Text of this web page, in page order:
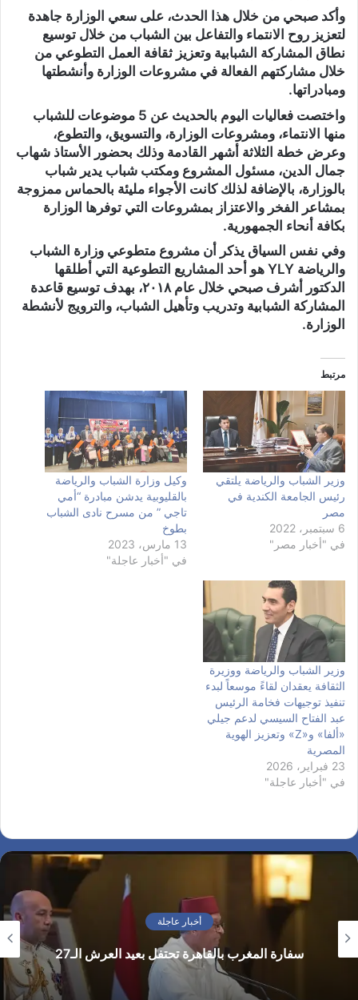
وأكد صبحي من خلال هذا الحدث، على سعي الوزارة جاهدة
لتعزيز روح الانتماء والتفاعل بين الشباب من خلال توسيع
نطاق المشاركة الشبابية وتعزيز ثقافة العمل التطوعي من
خلال مشاركتهم الفعالة في مشروعات الوزارة وأنشطتها
ومبادراتها.
واختصت فعاليات اليوم بالحديث عن 5 موضوعات للشباب
منها الانتماء، ومشروعات الوزارة، والتسويق، والتطوع،
وعرض خطة الثلاثة أشهر القادمة وذلك بحضور الأستاذ شهاب
جمال الدين، مسئول المشروع ومكتب شباب يدير شباب
بالوزارة، بالإضافة لذلك كانت الأجواء مليئة بالحماس ممزوجة
بمشاعر الفخر والاعتزاز بمشروعات التي توفرها الوزارة
بكافة أنحاء الجمهورية.
وفي نفس السياق يذكر أن مشروع متطوعي وزارة الشباب
والرياضة YLY هو أحد المشاريع التطوعية التي أطلقها
الدكتور أشرف صبحي خلال عام ٢٠١٨، بهدف توسيع قاعدة
المشاركة الشبابية وتدريب وتأهيل الشباب، والترويج لأنشطة
الوزارة.
مرتبط
وزير الشباب والرياضة يلتقي
رئيس الجامعة الكندية في
مصر
6 سبتمبر، 2022
في "أخبار مصر"
وكيل وزارة الشباب والرياضة
بالقليوبية يدشن مبادرة “أمي
تاجي ” من مسرح نادى الشباب
بطوخ
13 مارس، 2023
في "أخبار عاجلة"
وزير الشباب والرياضة ووزيرة
الثقافة يعقدان لقاءً موسعاً لبدء
تنفيذ توجيهات فخامة الرئيس
عبد الفتاح السيسي لدعم جيلي
«ألفا» و«Z» وتعزيز الهوية
المصرية
23 فبراير، 2026
في "أخبار عاجلة"
أخبار عاجلة
سفارة المغرب بالقاهرة تحتفل بعيد العرش الـ27